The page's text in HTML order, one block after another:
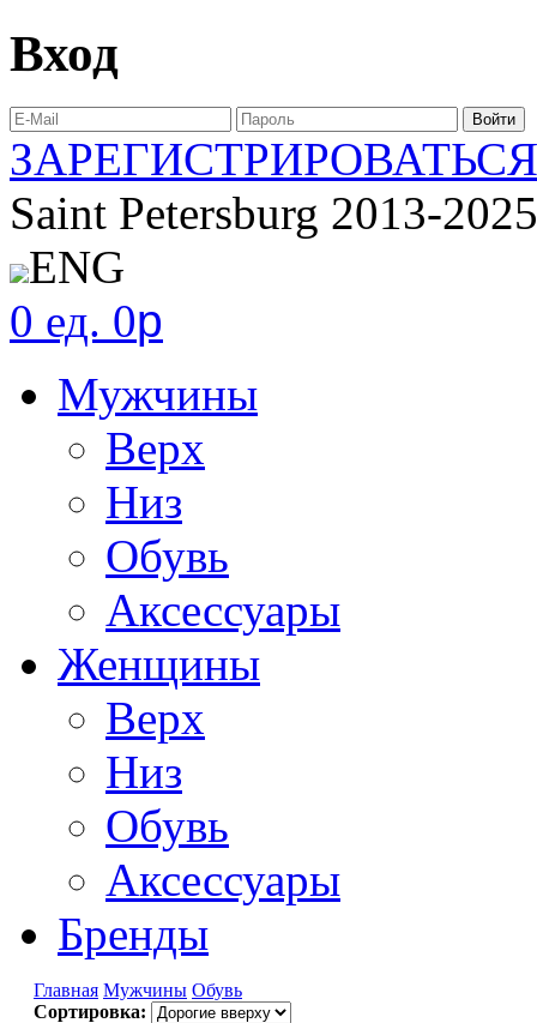
Вход
ЗАРЕГИСТРИРОВАТЬСЯ
Saint Petersburg 2013-2025
ENG
0 ед. 0p
Мужчины
Верх
Низ
Обувь
Аксессуары
Женщины
Верх
Низ
Обувь
Аксессуары
Бренды
Главная Мужчины Обувь
Сортировка: